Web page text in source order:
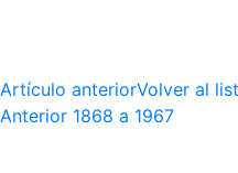
Artículo anteriorVolver al
Anterior 1868 a 1967